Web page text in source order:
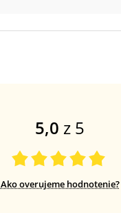
5,0 z 5
Ako overujeme hodnotenie?